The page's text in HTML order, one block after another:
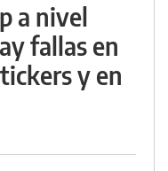
a nivel
fallas en
y en